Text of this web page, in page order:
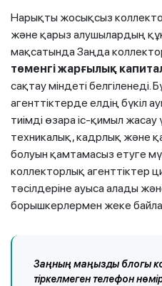
Нарықты жосықсыз
және қарыз алушылардың
мақсатында Заңда
төменгі жарғылық
сақтау міндеті белгіленеді.
агенттіктерде елдің бүкіл
тиімді өзара іс-қимыл жасау
техникалық, кадрлық және
болуын қамтамасыз етуге
коллекторлық агенттіктер
тәсілдеріне ауыса алады
борышкерлермен жеке
Заңның маңызды блогы
тіркелмеген телефон